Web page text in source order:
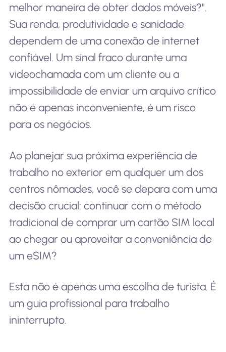
melhor maneira de obter dados móveis?".
Sua renda, produtividade e sanidade
dependem de uma conexão de internet
confiável. Um sinal fraco durante uma
videochamada com um cliente ou a
impossibilidade de enviar um arquivo crítico
não é apenas inconveniente, é um risco
para os negócios.
Ao planejar sua próxima experiência de
trabalho no exterior em qualquer um dos
centros nômades, você se depara com uma
decisão crucial: continuar com o método
tradicional de comprar um cartão SIM local
ao chegar ou aproveitar a conveniência de
um eSIM?
Esta não é apenas uma escolha de turista. É
um guia profissional para trabalho
ininterrupto.